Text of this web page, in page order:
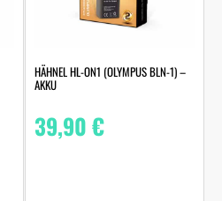
HÄHNEL HL-ON1 (OLYMPUS BLN-1) –
AKKU
39,90€